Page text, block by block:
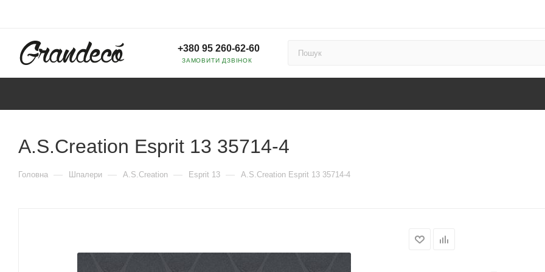
+380 95 260-62-60
ЗАМОВИТИ ДЗВІНОК
A.S.Creation Esprit 13 35714-4
Головна — Шпалери — A.S.Creation — Esprit 13 — A.S.Creation Esprit 13 35714-4